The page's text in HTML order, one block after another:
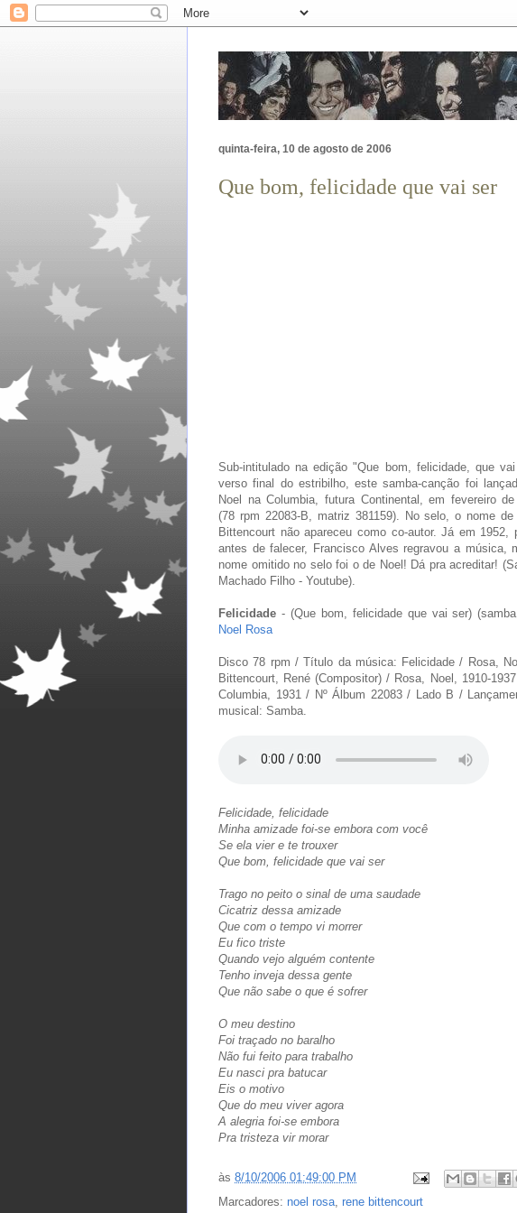
quinta-feira, 10 de agosto de 2006
Que bom, felicidade que vai ser
Sub-intitulado na edição "Que bom, felicidade, que vai
verso final do estribilho, este samba-canção foi
Noel na Columbia, futura Continental, em fevereiro
(78 rpm 22083-B, matriz 381159). No selo, o nome de
Bittencourt não apareceu como co-autor. Já em 1952,
antes de falecer, Francisco Alves regravou a música,
nome omitido no selo foi o de Noel! Dá pra acreditar!
Machado Filho - Youtube).
Felicidade - (Que bom, felicidade que vai ser)
Noel Rosa
Disco 78 rpm / Título da música: Felicidade / Rosa,
Bittencourt, René (Compositor) / Rosa, Noel, 1910-
Columbia, 1931 / Nº Álbum 22083 / Lado B /
musical: Samba.
Felicidade, felicidade
Minha amizade foi-se embora com você
Se ela vier e te trouxer
Que bom, felicidade que vai ser
Trago no peito o sinal de uma saudade
Cicatriz dessa amizade
Que com o tempo vi morrer
Eu fico triste
Quando vejo alguém contente
Tenho inveja dessa gente
Que não sabe o que é sofrer
O meu destino
Foi traçado no baralho
Não fui feito para trabalho
Eu nasci pra batucar
Eis o motivo
Que do meu viver agora
A alegria foi-se embora
Pra tristeza vir morar
às 8/10/2006 01:49:00 PM
Marcadores: noel rosa rene bittencourt